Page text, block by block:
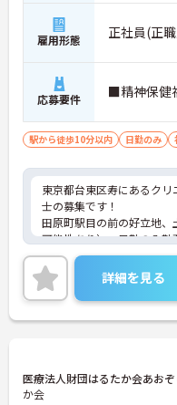
雇用形態 正社員(正
応募要件 ■精神保健
駅から徒歩10分以内 日勤のみ
東京都台東区寿にあるク
士の募集です！
田原町駅目の前の好立地、
可能性あり）・日勤のみ
す。
精神科訪問診療を通じて、
に直接携われるやりがい
ある方は、ご面接のポイ
お気軽にお問い合わせくだ
詳細を見る
医療法人財団はるたか会あお
か会